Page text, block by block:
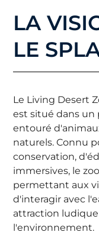
LA
LE
Le Living Desert
est situé dans un
entouré
naturels. Connu
conservation,
immersives, le
permettant aux
d'interagir avec
attraction
l'environnement.